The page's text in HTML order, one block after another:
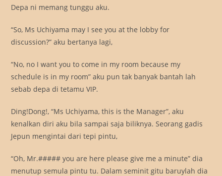
Depa ni memang tunggu aku.
“So, Ms Uchiyama may I see you at the lobby for
discussion?” aku bertanya lagi,
“No, no I want you to come in my room because my
schedule is in my room” aku pun tak banyak bantah lah
sebab depa di tetamu VIP.
Ding!Dong!, “Ms Uchiyama, this is the Manager”, aku
kenalkan diri aku bila sampai saja biliknya. Seorang gadis
Jepun mengintai dari tepi pintu,
“Oh, Mr.##### you are here please give me a minute” dia
menutup semula pintu tu. Dalam seminit gitu baruylah dia